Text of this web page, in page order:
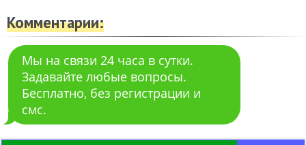
Комментарии:
Мы на связи 24 часа в сутки.
Задавайте любые вопросы.
Бесплатно, без регистрации и
смс.